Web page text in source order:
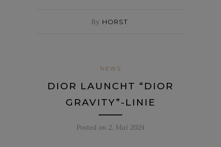
By HORST
NEWS
DIOR LAUNCHT “DIOR
GRAVITY”-LINIE
Posted on 2. Mai 2024